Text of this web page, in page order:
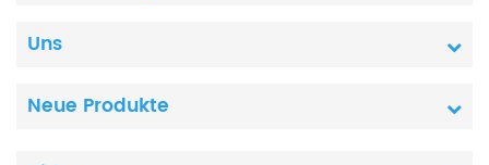
Uns
Neue Produkte